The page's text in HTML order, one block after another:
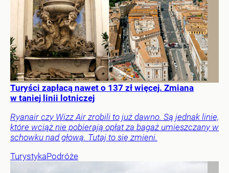
Turyści zapłacą nawet o 137 zł więcej. Zmiana
w taniej linii lotniczej
Ryanair czy Wizz Air zrobili to już dawno. Są jednak linie,
które wciąż nie pobierają opłat za bagaż umieszczany w
schowku nad głową. Tutaj to się zmieni.
TurystykaPodróże